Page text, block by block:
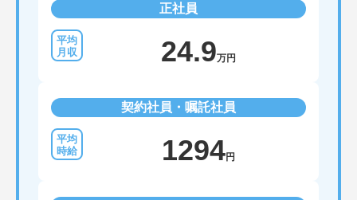
正社員
24.9万円
契約社員・嘱託社員
1294円